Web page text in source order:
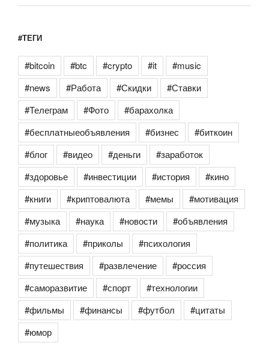
#ТЕГИ
#bitcoin #btc #crypto #it
#music
#news
#Работа #Скидки
#Ставки
#Телеграм
#Фото
#барахолка
#бесплатныеобъявления
#бизнес
#биткоин
#блог
#видео #деньги
#заработок
#здоровье
#инвестиции #история
#кино
#книги
#криптовалюта #мемы
#мотивация
#музыка
#наука #новости
#объявления
#политика
#приколы
#психология
#путешествия
#развлечение
#россия
#саморазвитие
#спорт
#технологии
#фильмы
#финансы #футбол
#цитаты
#юмор